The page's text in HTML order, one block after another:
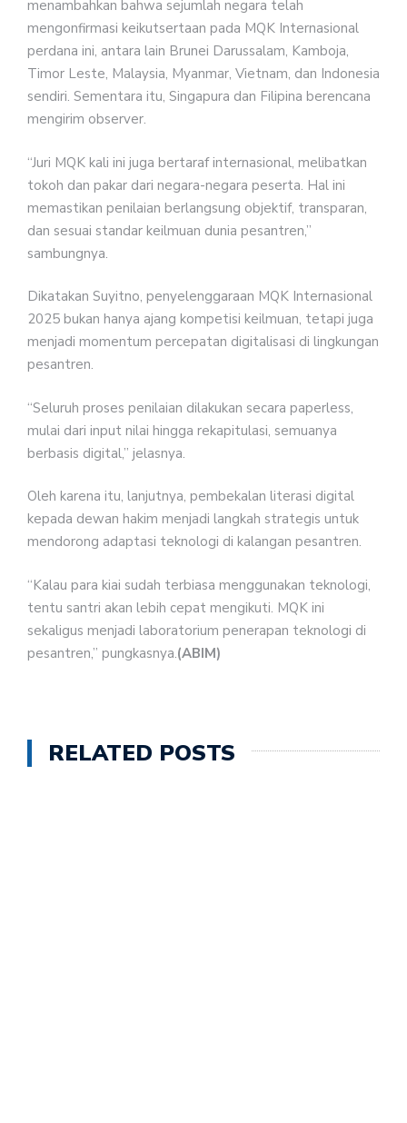
menambahkan bahwa sejumlah negara telah
mengonfirmasi keikutsertaan pada MQK Internasional
perdana ini, antara lain Brunei Darussalam, Kamboja,
Timor Leste, Malaysia, Myanmar, Vietnam, dan Indonesia
sendiri. Sementara itu, Singapura dan Filipina berencana
mengirim observer.
“Juri MQK kali ini juga bertaraf internasional, melibatkan
tokoh dan pakar dari negara-negara peserta. Hal ini
memastikan penilaian berlangsung objektif, transparan,
dan sesuai standar keilmuan dunia pesantren,”
sambungnya.
Dikatakan Suyitno, penyelenggaraan MQK Internasional
2025 bukan hanya ajang kompetisi keilmuan, tetapi juga
menjadi momentum percepatan digitalisasi di lingkungan
pesantren.
“Seluruh proses penilaian dilakukan secara paperless,
mulai dari input nilai hingga rekapitulasi, semuanya
berbasis digital,” jelasnya.
Oleh karena itu, lanjutnya, pembekalan literasi digital
kepada dewan hakim menjadi langkah strategis untuk
mendorong adaptasi teknologi di kalangan pesantren.
“Kalau para kiai sudah terbiasa menggunakan teknologi,
tentu santri akan lebih cepat mengikuti. MQK ini
sekaligus menjadi laboratorium penerapan teknologi di
pesantren,” pungkasnya.(ABIM)
RELATED POSTS